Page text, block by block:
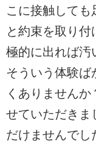
こに接触しても
と約束を取り
極的に出れば
そういう体験ば
くありません
せていただきま
だけませんでし